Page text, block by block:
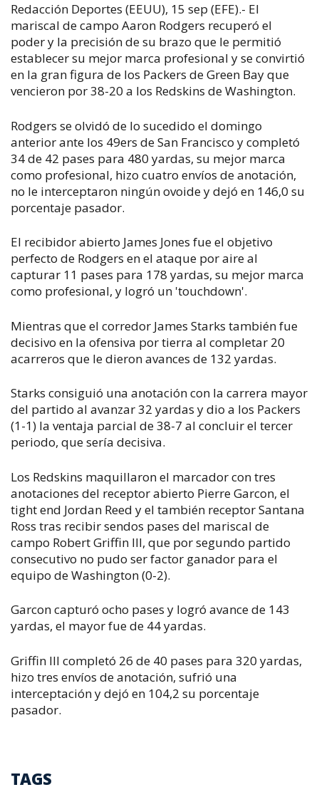
Redacción Deportes (EEUU), 15 sep (EFE).- El
mariscal de campo Aaron Rodgers recuperó el
poder y la precisión de su brazo que le permitió
establecer su mejor marca profesional y se convirtió
en la gran figura de los Packers de Green Bay que
vencieron por 38-20 a los Redskins de Washington.
Rodgers se olvidó de lo sucedido el domingo
anterior ante los 49ers de San Francisco y completó
34 de 42 pases para 480 yardas, su mejor marca
como profesional, hizo cuatro envíos de anotación,
no le interceptaron ningún ovoide y dejó en 146,0 su
porcentaje pasador.
El recibidor abierto James Jones fue el objetivo
perfecto de Rodgers en el ataque por aire al
capturar 11 pases para 178 yardas, su mejor marca
como profesional, y logró un 'touchdown'.
Mientras que el corredor James Starks también fue
decisivo en la ofensiva por tierra al completar 20
acarreros que le dieron avances de 132 yardas.
Starks consiguió una anotación con la carrera mayor
del partido al avanzar 32 yardas y dio a los Packers
(1-1) la ventaja parcial de 38-7 al concluir el tercer
periodo, que sería decisiva.
Los Redskins maquillaron el marcador con tres
anotaciones del receptor abierto Pierre Garcon, el
tight end Jordan Reed y el también receptor Santana
Ross tras recibir sendos pases del mariscal de
campo Robert Griffin III, que por segundo partido
consecutivo no pudo ser factor ganador para el
equipo de Washington (0-2).
Garcon capturó ocho pases y logró avance de 143
yardas, el mayor fue de 44 yardas.
Griffin III completó 26 de 40 pases para 320 yardas,
hizo tres envíos de anotación, sufrió una
interceptación y dejó en 104,2 su porcentaje
pasador.
TAGS